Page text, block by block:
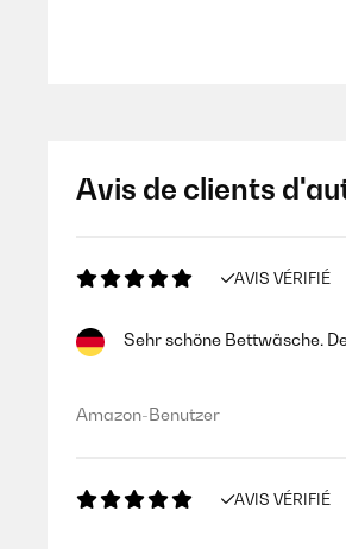
Molto carino a buon prezzo!
AVIS VÉRIFIÉ
Avis de clients
AVIS VÉRIFIÉ
Sehr schöne Bettwäsche.
Amazon-Benutzer
AVIS VÉRIFIÉ